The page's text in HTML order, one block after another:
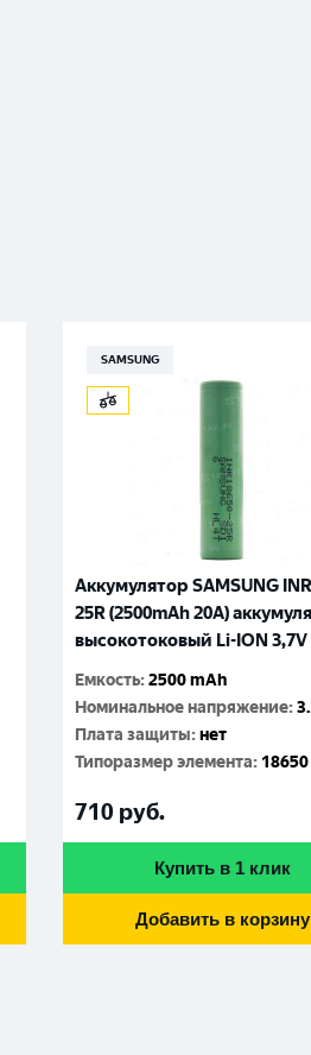
SAMSUNG
Аккумулятор SAMSUNG
25R (2500mAh 20A)
высокотоковый Li-ION 3,7V
Емкость:2500 mAh
Номинальное напряжение:
Плата защиты:нет
Типоразмер элемента: 18650
710 руб.
Купить в 1 клик
Добавить в корзину